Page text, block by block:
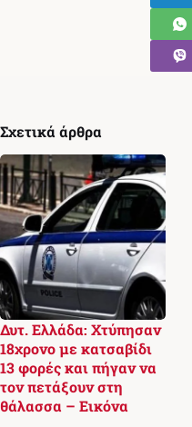
Σχετικά άρθρα
Δυτ. Ελλάδα: Χτύπησαν
18χρονο με κατσαβίδι
13 φορές και πήγαν να
τον πετάξουν στη
θάλασσα – Εικόνα